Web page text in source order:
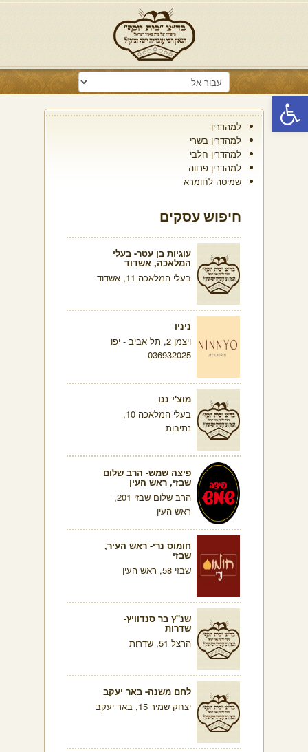
פתח סרגל נגישות
למהדרין
למהדרין בשרי
למהדרין חלבי
למהדרין פרווה
שמיטה לחומרא
חיפוש עסקים
עוגיות בן עטר- בעלי
המלאכה, אשדוד
בעלי המלאכה 11, אשדוד
ניניו
ויצמן 2, תל אביב - יפו
036932025
מוצ'י ננו
בעלי המלאכה 10,
נתיבות
פיצה שמש- הרב שלום
שבזי, ראש העין
הרב שלום שבזי 201,
ראש העין
חומוס נרי- ראש העיר,
שבזי
שבזי 58, ראש העין
שנ"ץ בר סנדוויץ-
שדרות
הרצל 51, שדרות
לחם משנה- באר יעקב
יצחק שמיר 15, באר יעקב